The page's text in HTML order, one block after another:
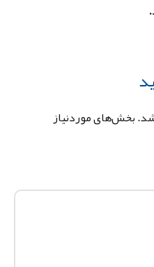
بخش‌های موردنیاز